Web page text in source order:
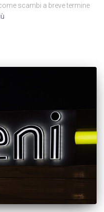
scambi a breve termine